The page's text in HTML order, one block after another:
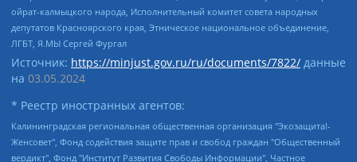
ойрат-калмыцкого народа, Исполнительный комитет совета народных
депутатов Красноярского края, Этническое национальное объединение,
ЛГБТ, Я.МЫ Сергей Фургал
Источник: https://minjust.gov.ru/ru/documents/7822/ данные
на 03.05.2024
* Реестр иностранных агентов:
Калининградская региональная общественная организация "Экозащита!-Женсовет", Фонд содействия защите прав и свобод граждан "Общественный вердикт", Фонд "Институт Развития Свободы Информации", Частное учреждение "Информационное агентство МЕМО. РУ", Региональная общественная организация "Общественная комиссия по сохранению наследия академика Сахарова", Фонд поддержки свободы прессы, Санкт-Петербургская общественная правозащитная организация "Гражданский контроль", Межрегиональная общественная организация "Информационно-просветительский центр "Мемориал", Региональный Фонд "Центр Защиты Прав Средств Массовой Информации", с 05.12.2023 Фонд "Центр Защиты Прав Средств массовой информации", Региональная общественная благотворительная организация помощи беженцам и мигрантам "Гражданское содействие", Негосударственное образовательное учреждение дополнительного профессионального образования (повышение квалификации) специалистов "АКАДЕМИЯ ПО ПРАВАМ ЧЕЛОВЕКА", Свердловская региональная общественная организация "Сутяжник", Автономная некоммерческая организация "Центр независимых социологических исследований", Союз общественных объединений "Российский исследовательский центр по правам человека", Региональное общественное учреждение научно-информационный центр "МЕМОРИАЛ", Некоммерческая организация "Фонд защиты гласности", Автономная некоммерческая организация "Институт прав человека", Городская общественная организация "Екатеринбургское общество "МЕМОРИАЛ", Городская общественная организация "Рязанское историко-просветительское и правозащитное общество "Мемориал" (Рязанский Мемориал), Челябинский региональный орган общественной самодеятельности – женское общественное объединение "Женщины Евразии", Челябинский региональный орган общественной самодеятельности "Уральская правозащитная группа", Фонд содействия защите здоровья и социальной справедливости имени Андрея Рылькова, Автономная Некоммерческая Организация "Аналитический Центр Юрия Левады", Автономная некоммерческая организация социальной поддержки населения "Проект Апрель", Региональная общественная организация помощи женщинам и детям, находящимся в кризисной ситуации "Информационно-методический центр "Анна", Фонд содействия развитию массовых коммуникаций и правовому просвещению "Так-так-Так", Фонд содействия устойчивому развитию "Серебряная тайга", Свердловский региональный общественный фонд социальных проектов "Новое время", "Idel.Реалии", Кавказ.Реалии, Крым.Реалии, Телеканал Настоящее Время, Татаро-башкирская служба Радио Свобода (Azatliq Radiosi), Радио Свободная Европа/Радио Свобода (PCE/PC), "Сибирь.Реалии", "Фактограф", Благотворительный фонд помощи осужденным и их семьям, Автономная некоммерческая организация "Институт глобализации и социальных движений", Фонд "В защиту прав заключенных", Частное учреждение "Центр поддержки и содействия развитию средств массовой информации", Пензенский региональный общественный благотворительный фонд "Гражданский союз", "Север.Реалии", Некоммерческая организация Фонд "Правовая инициатива", Общество с ограниченной ответственностью "Радио Свободная Европа/Радио Свобода", Чешское информационное агентство "MEDIUM-ORIENT", Красноярская региональная общественная организация "Мы против СПИДа", Камалягин Денис Николаевич, Маркелов Сергей Евгеньевич, Пономарев Лев Александрович, Савицкая Людмила Алексеевна, Автономная некоммерческая организация "Центр по работе с проблемой насилия "НАСИЛИЮ.НЕТ", Межрегиональный профессиональный союз работников здравоохранения "Альянс врачей", Юридическое лицо, зарегистрированное в Латвийской Республике, SIA "Medusa Project" (регистрационный номер 40103797863, дата регистрации 10.06.2014), Некоммерческая организация "Фонд по борьбе с коррупцией", Автономная некоммерческая организация "Институт права и публичной политики", Баданин Роман Сергеевич, Гликин Максим Александрович, Железнова Мария Михайловна, Лукьянова Юлия Сергеевна, Маетная Елизавета Витальевна, Маняхин Петр Борисович, Чуракова Ольга Владимировна, Ярош Юлия Петровна, Юридическое лицо "The Insider SIA", зарегистрированное в Риге, Латвийская Республика (дата регистрации 26.06.2015), являющееся администратором доменного имени интернет-издания "The Insider SIA", https://theins.ru, Постернак Алексей Евгеньевич, Рубин Михаил Аркадьевич, Анин Роман Александрович, Юридическое лицо Istories fonds, зарегистрированное в Латвийской Республике (регистрационный номер 50008295751, дата регистрации 24.02.2020), Великовский Дмитрий Александрович, Долинина Ирина Николаевна, Мароховская Алеся Алексеевна, Шлейнов Роман Юрьевич, Шмагун Олеся Валентиновна, Общество с ограниченной ответственностью "Альтаир 2021", Общество с ограниченной ответственностью "Вега 2021", Общество с ограниченной ответственностью "Главный редактор 2021", Общество с ограниченной ответственностью "Ромашки монолит", Важенков Артем Валерьевич, Ивановская областная общественная организация "Центр гендерных исследований", Гурман Юрий Альбертович, Медиапроект "ОВД-Инфо", Егоров Владимир Владимирович, Жилинский Владимир Александрович, Общество с ограниченной ответственностью "ЗП", Иванова София Юрьевна, Карезина Инна Павловна, Кильтау Екатерина Викторовна, Петров Алексей Викторович, Пискунов Сергей Евгеньевич, Смирнов Сергей Сергеевич, Тихонов Михаил Сергеевич, Общество с ограниченной ответственностью "ЖУРНАЛИСТ-ИНОСТРАННЫЙ АГЕНТ", Арапова Галина Юрьевна, Вольтская Татьяна Анатольевна, Американская компания "Mason G.E.S. Anonymous Foundation" (США), являющаяся владельцем интернет-издания https://mnews.world/, Компания "Stichting Bellingcat", зарегистрированная в Нидерландах (дата регистрации 11.07.2018), Захаров Андрей Вячеславович, Клепиковская Екатерина Дмитриевна, Общество с ограниченной ответственностью "МЕМО", Перл Роман Александрович, Симонов Евгений Алексеевич, Соловьева Елена Анатольевна, Сотников Даниил Владимирович, Сурначева Елизавета Дмитриевна, Автономная некоммерческая организация по защите прав человека и информированию населения "Якутия – Наше Мнение", Общество с ограниченной ответственностью "Москоу диджитал медиа", с 26.01.2023 Общество с ограниченной ответственностью "Чайка Белые сады", Ветошкина Валерия Валерьевна, Заговора Максим Александрович, Межрегиональное общественное движение "Российская ЛГБТ - сеть", Оленичев Максим Владимирович, Павлов Иван Юрьевич, Скворцова Елена Сергеевна, Общество с ограниченной ответственностью "Как бы инагент", Кочетков Игорь Викторович, Общество с ограниченной ответственностью "Честные выборы", Еланчик Олег Александрович, Общество с ограниченной ответственностью "Нобелевский призыв", Гималова Регина Эмилевна, Григорьев Андрей Валерьевич, Григорьева Алина Александровна, Ассоциация по содействию защите прав призывников, альтернативнослужащих и военнослужащих "Правозащитная группа "Гражданин.Армия.Право", Хисамова Регина Фаритовна, Автономная некоммерческая организация по реализации социально-правовых программ "Лилит", Дальневосточное общественное движение "Маяк", Санкт-Петербургская ЛГБТ-инициативная группа "Выход", Инициативная группа ЛГБТ+ "Реверс", Алексеев Андрей Викторович, Бекбулатова Таисия Львовна, Беляев Иван Михайлович, Владыкина Елена Сергеевна, Гельман Марат Александрович, Никульшина Вероника Юрьевна, Толоконникова Надежда Андреевна, Шендерович Виктор Анатольевич, Общество с ограниченной ответственностью "Данное сообщение", Общество с ограниченной ответственностью Издательский дом "Новая глава", Айнбиндер Александра Александровна, Московский комьюнити-центр для ЛГБТ+инициатив, Благотворительный фонд развития филантропии, Deutsche Welle (Германия, Kurt-Schumacher-Strasse 3, 53113 Bonn), Борзунова Мария Михайловна, Воробьев Виктор Викторович, Голубева Анна Львовна, Константинова Алла Михайловна, Малкова Ирина Владимировна, Мурадов Мурад Абдулгалимович, Осетинская Елизавета Николаевна, Понасенков Евгений Николаевич, Ганапольский Матвей Юрьевич, Киселев Евгений Алексеевич, Борухович Ирина Григорьевна, Дремин Иван Тимофеевич, Дубровский Дмитрий Викторович, Красноярская региональная общественная организация поддержки и развития альтернативных образовательных технологий и межкультурных коммуникаций "ИНТЕРРА", Маяковская Екатерина Алексеевна, Фейгин Марк Захарович, Филимонов Андрей Викторович, Дзугкоева Регина Николаевна, Доброхотов Роман Александрович, Дудь Юрий Александрович, Елкин Сергей Владимирович, Кругликов Кирилл Игоревич, Сабунаева Мария Леонидовна, Семенов Алексей Владимирович, Шаинян Карен Багратович, Шульман Екатерина Михайловна, Асафьев Артур Валерьевич, Вахштайн Виктор Семенович, Венедиктов Алексей Алексеевич, Лушникова Екатерина Евгеньевна, Волков Леонид Михайлович, Невзоров Александр Глебович, Пархоменко Сергей Борисович, Сироткин Ярослав Николаевич, Кара-Мурза Владимир Владимирович, Баранова Наталья Владимировна, Гозман Леонид Яковлевич, Кагарлицкий Борис Юльевич, Климарев Михаил Валерьевич, Милов Владимир Станиславович, Автономная некоммерческая организация Краснодарский центр современного искусства "Типография", Моргенштерн Алишер Тагирович, Соболь Любовь Эдуардовна, Общество с ограниченной ответственностью "ЛИЗА НОРМ", Каспаров Гарри Кимович, Ходорковский Михаил Борисович, Общество с ограниченной ответственностью "Апрельские тезисы", Данилович Ирина Брониславовна, Кашин Олег Владимирович, Петров Николай Владимирович, Пивоваров Алексей Владимирович, Соколов Михаил Владимирович, Цветкова Юлия Владимировна, Чичваркин Евгений Александрович, Комитет против пыток/Команда против пыток, Общество с ограниченной ответственностью "Первый научный", Общество с ограниченной ответственностью "Вертолет и ко", Белоцерковская Вероника Борисовна, Кац Максим Евгеньевич, Лазарева Татьяна Юрьевна, Шаведдинов Руслан Табризович, Яшин Илья Валерьевич, Общество с ограниченной ответственностью "Иноагент ААВ", Алешковский Дмитрий Петрович, Альбац Евгения Марковна, Быков Дмитрий Львович, Галямина Юлия Евгеньевна, Лойко Сергей Леонидович, Мартынов Кирилл Константинович, Медведев Сергей Александрович, Крашенинников Федор Геннадиевич, Гордеева Катерина Вл